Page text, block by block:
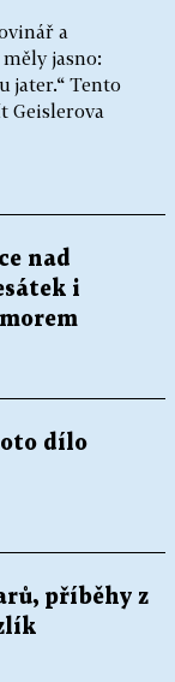
a
jasno:
jater.“ Tento
Geislerova
nad
i
dílo
příběhy z